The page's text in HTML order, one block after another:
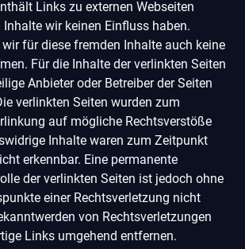
Links zu externen Webseiten
Inhalte wir keinen Einfluss haben.
für diese fremden Inhalte auch keine
Für die Inhalte der verlinkten Seiten
Anbieter oder Betreiber der Seiten
verlinkten Seiten wurden zum
auf mögliche Rechtsverstöße
Inhalte waren zum Zeitpunkt
erkennbar. Eine permanente
der verlinkten Seiten ist jedoch ohne
einer Rechtsverletzung nicht
von Rechtsverletzungen
Links umgehend entfernen.